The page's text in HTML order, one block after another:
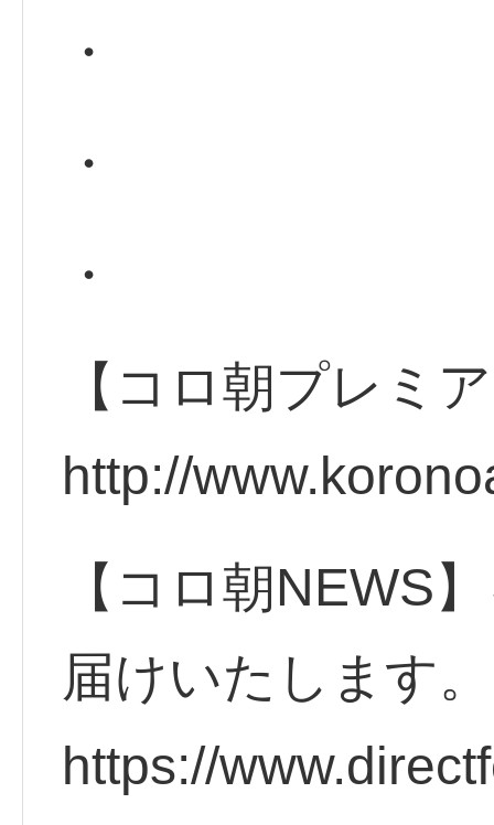
・
・
・
【コロ朝プレミ
http://
【コロ朝NEWS
届けいたします。
https://